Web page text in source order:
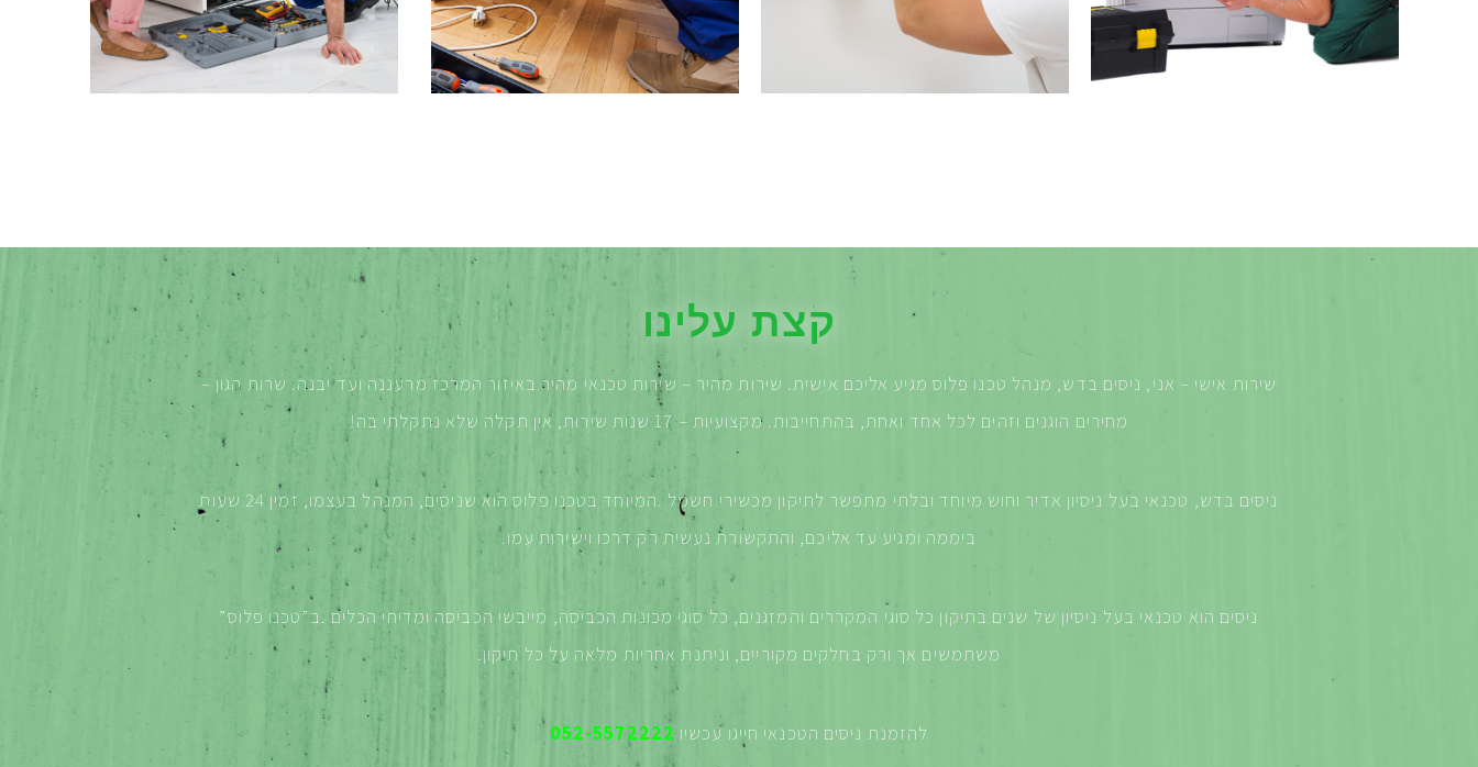
לחץ כאן !
לחץ כאן ! לחץ כאן ! לחץ כאן !
קצת עלינו
שירות אישי – אני, ניסים בדש, מנהל טכנו פלוס מגיע אליכם אישית. שירות מהיר – שירות טכנאי מהיר באיזור המרכז מרעננה ועד יבנה. שרות הגון –
מחירים הוגנים וזהים לכל אחד ואחת, בהתחייבות. מקצועיות – 17 שנות שירות, אין תקלה שלא נתקלתי בה!
ניסים בדש, טכנאי בעל ניסיון אדיר וחוש מיוחד ובלתי מתפשר לתיקון מכשירי חשמל .
המיוחד בטכנו פלוס הוא שניסים, המנהל בעצמו, זמין 24 שעות
ביממה ומגיע עד אליכם, והתקשורת נעשית רק דרכו וישירות עִמו.
ניסים הוא טכנאי בעל ניסיון של שנים בתיקון כל סוגי המקררים והמזגנים, כל סוגי מכונות הכביסה, מייבשי הכביסה ומדיחי הכלים .ב”טכנו פלוס”
משתמשים אך ורק בחלקים מקוריים, וניתנת אחריות מלאה על כל תיקון.
להזמנת ניסים הטכנאי חייגו עכשיו 052-5572222